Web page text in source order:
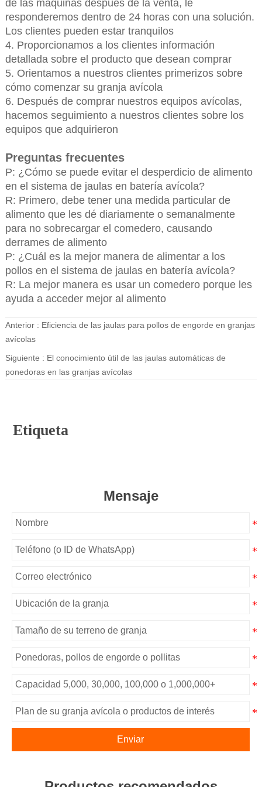
de las máquinas después de la venta, le
responderemos dentro de 24 horas con una solución.
Los clientes pueden estar tranquilos
4. Proporcionamos a los clientes información
detallada sobre el producto que desean comprar
5. Orientamos a nuestros clientes primerizos sobre
cómo comenzar su granja avícola
6. Después de comprar nuestros equipos avícolas,
hacemos seguimiento a nuestros clientes sobre los
equipos que adquirieron
Preguntas frecuentes
P: ¿Cómo se puede evitar el desperdicio de alimento
en el sistema de jaulas en batería avícola?
R: Primero, debe tener una medida particular de
alimento que les dé diariamente o semanalmente
para no sobrecargar el comedero, causando
derrames de alimento
P: ¿Cuál es la mejor manera de alimentar a los
pollos en el sistema de jaulas en batería avícola?
R: La mejor manera es usar un comedero porque les
ayuda a acceder mejor al alimento
Anterior : Eficiencia de las jaulas para pollos de engorde en granjas
avícolas
Siguiente : El conocimiento útil de las jaulas automáticas de
ponedoras en las granjas avícolas
Etiqueta
Mensaje
Enviar